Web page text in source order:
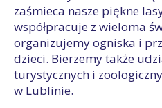
zaśmieca nasze piękne
współpracuje z wieloma
organizujemy ogniska i
dzieci. Bierzemy także
turystycznych i
w Lublinie.